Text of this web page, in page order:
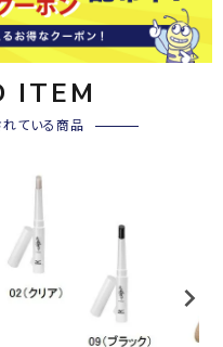
ITEM
れている商品